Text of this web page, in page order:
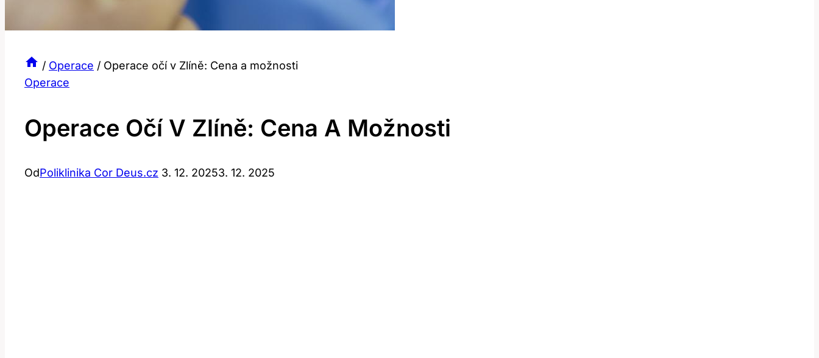
/ Operace / Operace očí v Zlíně: Cena a možnosti
Operace
Operace Očí V Zlíně: Cena A Možnosti
OdPoliklinika Cor Deus.cz 3. 12. 20253. 12. 2025